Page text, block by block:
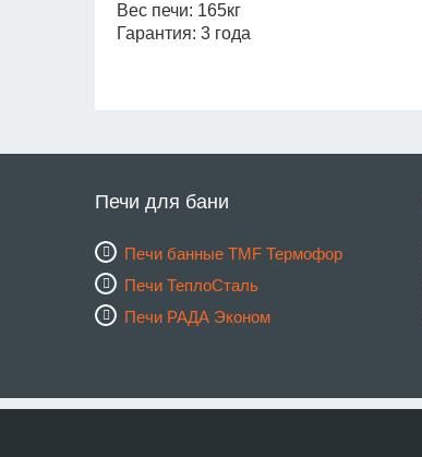
Вес печи: 165кг
Гарантия: 3 года
Печи для бани
Печи банные TMF Термофор
Печи ТеплоСталь
Печи РАДА Эконом